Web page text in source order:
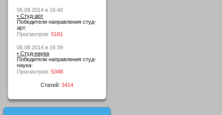
06.08.2014 в 16:40
• Студ-арт
Победители направления студ-
арт:
Просмотров: 5181
06.08.2014 в 16:39
• Студ-наука
Победители направления студ-
наука:
Просмотров: 5348
Статей: 3414